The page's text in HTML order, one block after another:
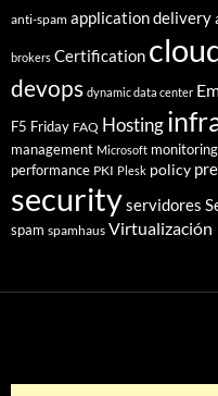
anti-spam application delivery
brokers Certification
devops dynamic data center
F5 Friday FAQ Hosting
management Microsoft monitoring
performance PKI Plesk policy
securityservidores
spam spamhaus Virtualización